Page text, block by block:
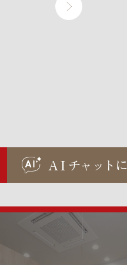
AIチャ ッ ト